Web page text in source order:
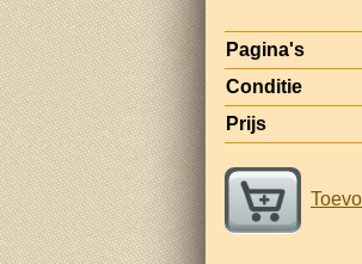
Pagina's
Conditie
Prijs